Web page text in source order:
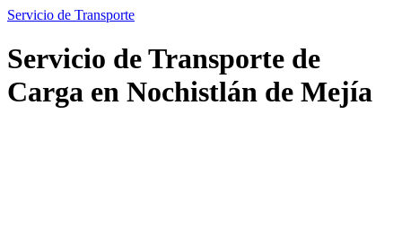
Servicio de Transporte
Servicio de Transporte de
Carga en Nochistlán de Mejía